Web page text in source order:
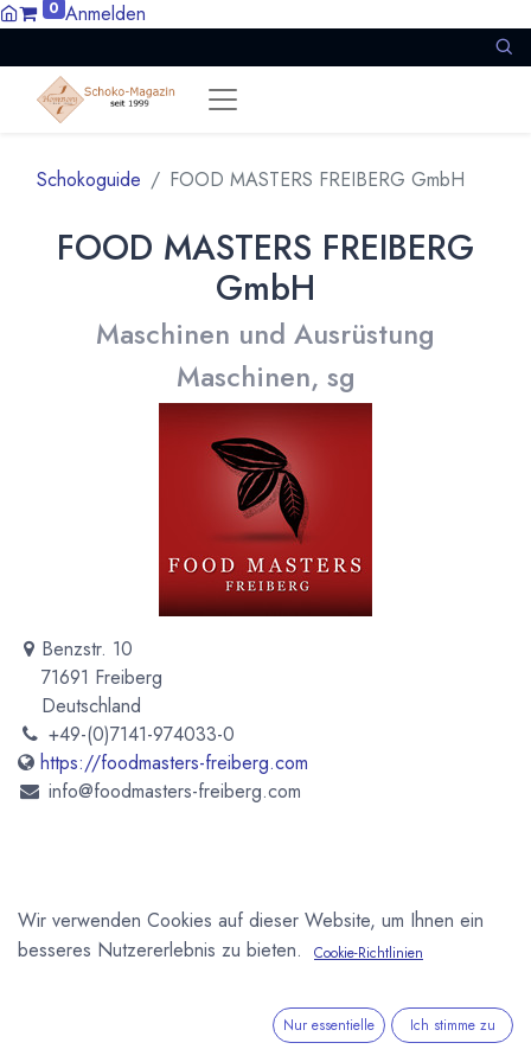
0 Anmelden
Schokoguide FOOD MASTERS FREIBERG GmbH
FOOD MASTERS FREIBERG
GmbH
Maschinen und Ausrüstung
Maschinen, sg
Benzstr. 10
71691 Freiberg
Deutschland
+49-(0)7141-974033-0
https://foodmasters-freiberg.com
info@foodmasters-freiberg.com
Die Food Masters Freiberg GmbH bietet Maschinen und
Kakaobohnen, Nüssen, Malz und Getreide an.
Wir verwenden Cookies auf dieser Website, um Ihnen ein
besseres Nutzererlebnis zu bieten.
Cookie-Richtlinien
Nur essentielle Ich stimme zu